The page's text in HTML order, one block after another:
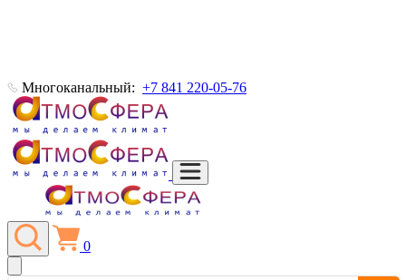
Многоканальный: +7 841 220-05-76
0